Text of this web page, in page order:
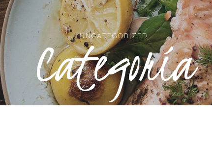
UNCATEGORIZED
Categoría